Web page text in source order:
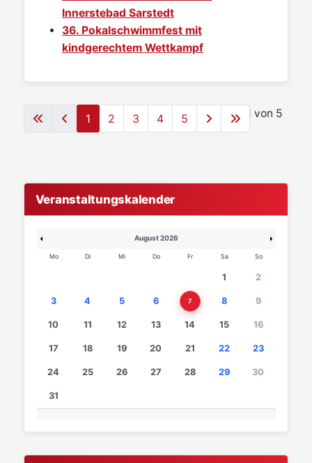
Innerstebad Sarstedt
36. Pokalschwimmfest mit
kindgerechtem Wettkampf
Seite 1 von 5
1 2 3 4 5
Veranstaltungskalender
August 2026
Mo Di Mi Do Fr Sa So
1 2
3 4 5 6 7 8 9
10 11 12 13 14 15 16
17 18 19 20 21 22 23
24 25 26 27 28 29 30
31